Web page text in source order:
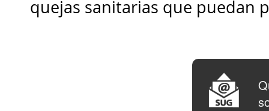
quejas sanitarias que puedan